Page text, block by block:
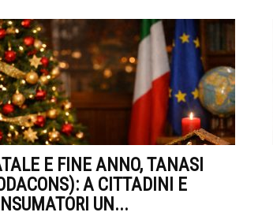
E FINE ANNO, TANASI
A CITTADINI E
UN...